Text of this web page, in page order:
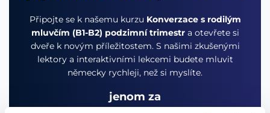
Připojte se k našemu kurzu Konverzace s rodilým
mluvčím (B1-B2) podzimní trimestra otevřete si
dveře k novým příležitostem. S našimi zkušenými
lektory a interaktivními lekcemi budete mluvit
německy rychleji, než si myslíte.
jenom za